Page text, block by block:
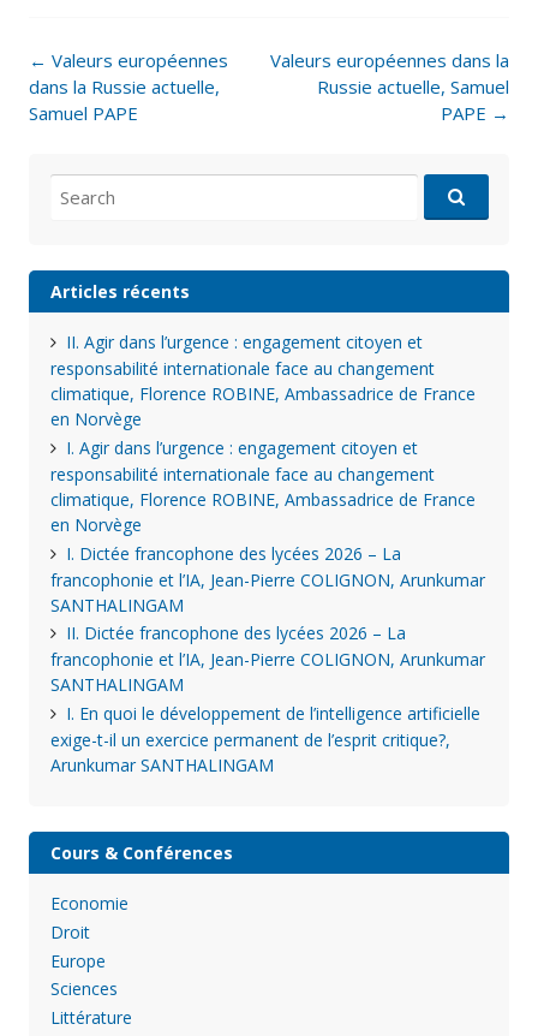
Post
navigation
← Valeurs européennes
dans la Russie actuelle,
Samuel PAPE
Valeurs européennes dans la
Russie actuelle, Samuel
PAPE →
for:
Articles récents
II. Agir dans l’urgence : engagement citoyen et
responsabilité internationale face au changement
climatique, Florence ROBINE, Ambassadrice de France
en Norvège
I. Agir dans l’urgence : engagement citoyen et
responsabilité internationale face au changement
climatique, Florence ROBINE, Ambassadrice de France
en Norvège
I. Dictée francophone des lycées 2026 – La
francophonie et l’IA, Jean-Pierre COLIGNON, Arunkumar
SANTHALINGAM
II. Dictée francophone des lycées 2026 – La
francophonie et l’IA, Jean-Pierre COLIGNON, Arunkumar
SANTHALINGAM
I. En quoi le développement de l’intelligence artificielle
exige-t-il un exercice permanent de l’esprit critique?,
Arunkumar SANTHALINGAM
Cours & Conférences
Economie
Droit
Europe
Sciences
Littérature